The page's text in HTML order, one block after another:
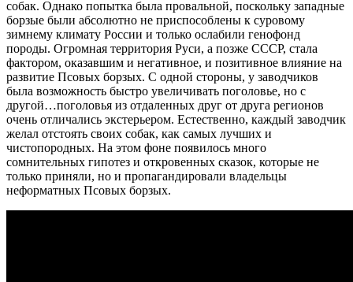
собак. Однако попытка была провальной, поскольку западные
борзые были абсолютно не приспособлены к суровому
зимнему климату России и только ослабили генофонд
породы. Огромная территория Руси, а позже СССР, стала
фактором, оказавшим и негативное, и позитивное влияние на
развитие Псовых борзых. С одной стороны, у заводчиков
была возможность быстро увеличивать поголовье, но с
другой…поголовья из отдаленных друг от друга регионов
очень отличались экстерьером. Естественно, каждый заводчик
желал отстоять своих собак, как самых лучших и
чистопородных. На этом фоне появилось много
сомнительных гипотез и откровенных сказок, которые не
только приняли, но и пропагандировали владельцы
неформатных Псовых борзых.